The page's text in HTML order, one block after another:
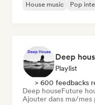
House music
Pop
Deep
Playlist
> 600 feedbacks
Deep houseFuture
Ajouter dans ma/mes